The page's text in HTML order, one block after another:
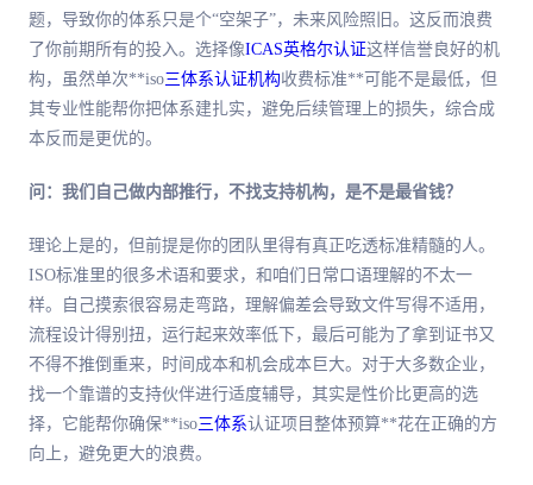
题，导致你的体系只是个“空架子”，未来风险照旧。这反而浪费
了你前期所有的投入。选择像ICAS英格尔认证这样信誉良好的机
构，虽然单次**iso三体系认证机构收费标准**可能不是最低，但
其专业性能帮你把体系建扎实，避免后续管理上的损失，综合成
本反而是更优的。
问：我们自己做内部推行，不找支持机构，是不是最省钱？
理论上是的，但前提是你的团队里得有真正吃透标准精髓的人。
ISO标准里的很多术语和要求，和咱们日常口语理解的不太一
样。自己摸索很容易走弯路，理解偏差会导致文件写得不适用，
流程设计得别扭，运行起来效率低下， 最后可能为了拿到证书又
不得不推倒重来，时间成本和机会成本巨大。对于大多数企业，
找一个靠谱的支持伙伴进行适度辅导，其实是性价比更高的选
择，它能帮你确保**iso三体系认证项目整体预算**花在正确的方
向上，避免更大的浪费。